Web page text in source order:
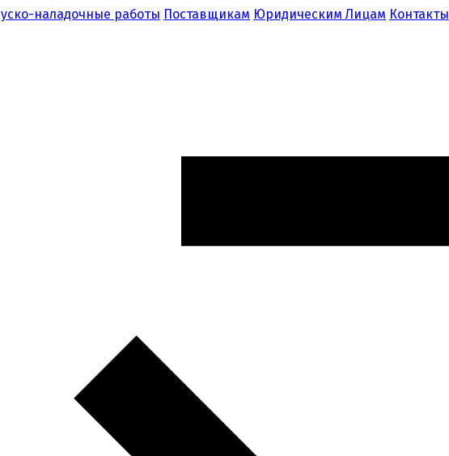
наладочные работы Поставщикам Юридическим Лицам Контакты